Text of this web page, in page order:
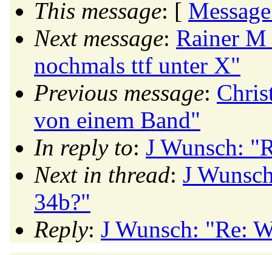
This message: [
Next message: Rainer
nochmals ttf unter X"
Previous message:
von einem Band"
In reply to: J Wunsch:
Next in thread: J
34b?"
Reply: J Wunsch: "Re: